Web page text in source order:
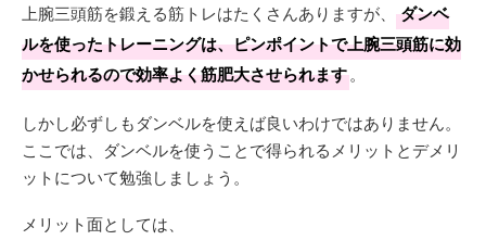
上腕三頭筋を鍛える筋トレはたくさんありますが、
ダンベ
ルを使ったトレーニングは、ピンポイントで上腕三頭筋に効
かせられるので効率よく筋肥大させられます。
しかし必ずしもダンベルを使えば良いわけではありません。
ここでは、ダンベルを使うことで得られるメリットとデメリ
ットについて勉強しましょう。
メリット面としては、